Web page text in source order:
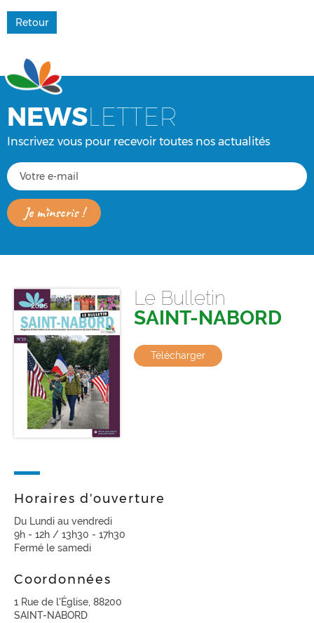
Retour
NEWSLETTER
Inscrivez vous pour recevoir toutes nos actualités
Le Bulletin
SAINT-NABORD
Télécharger
Horaires d'ouverture
Du Lundi au vendredi
9h - 12h / 13h30 - 17h30
Fermé le samedi
Coordonnées
1 Rue de l'Église, 88200
SAINT-NABORD